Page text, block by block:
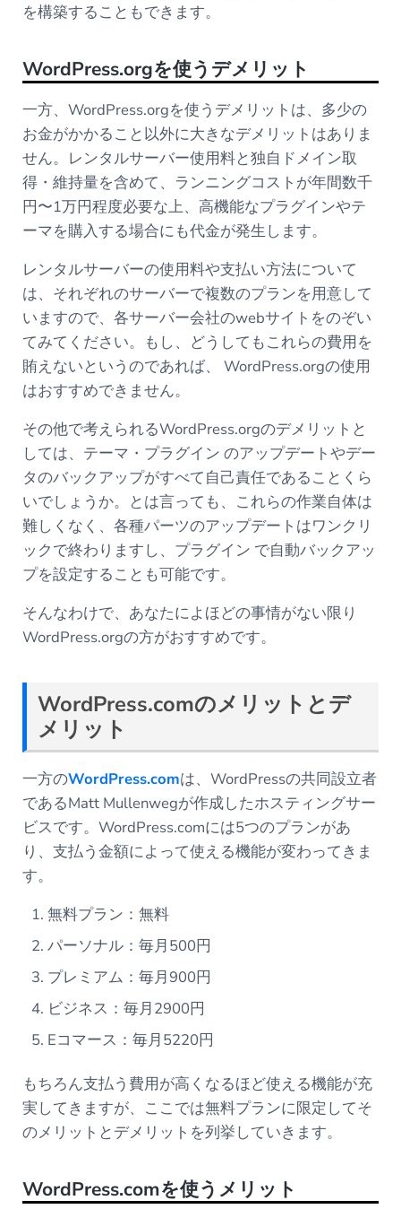
を構築することもできます。
WordPress.orgを使うデメリット
一方、WordPress.orgを使うデメリットは、多少の
お金がかかること以外に大きなデメリットはありま
せん。レンタルサーバー使用料と独自ドメイン取
得・維持量を含めて、ランニングコストが年間数千
円〜1万円程度必要な上、高機能なプラグインやテ
ーマを購入する場合にも代金が発生します。
レンタルサーバーの使用料や支払い方法について
は、それぞれのサーバーで複数のプランを用意して
いますので、各サーバー会社のwebサイトをのぞい
てみてください。もし、どうしてもこれらの費用を
賄えないというのであれば、 WordPress.orgの使用
はおすすめできません。
その他で考えられるWordPress.orgのデメリットと
しては、テーマ・プラグイン のアップデートやデー
タのバックアップがすべて自己責任であることくら
いでしょうか。とは言っても、これらの作業自体は
難しくなく、各種パーツのアップデートはワンクリ
ックで終わりますし、プラグイン で自動バックアッ
プを設定することも可能です。
そんなわけで、あなたによほどの事情がない限り
WordPress.orgの方がおすすめです。
WordPress.comのメリットとデ
メリット
一方のWordPress.comは、WordPressの共同設立者
であるMatt Mullenwegが作成したホスティングサー
ビスです。WordPress.comには5つのプランがあ
り、支払う金額によって使える機能が変わってきま
す。
無料プラン：無料
パーソナル：毎月500円
プレミアム：毎月900円
ビジネス：毎月2900円
Eコマース：毎月5220円
もちろん支払う費用が高くなるほど使える機能が充
実してきますが、ここでは無料プランに限定してそ
のメリットとデメリットを列挙していきます。
WordPress.comを使うメリット